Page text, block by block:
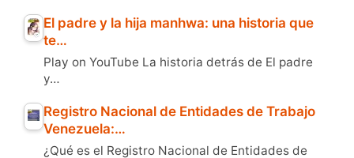
El padre y la hija manhwa: una historia que
te…
Play on YouTube La historia detrás de El padre
y…
Registro Nacional de Entidades de Trabajo
Venezuela:…
¿Qué es el Registro Nacional de Entidades de